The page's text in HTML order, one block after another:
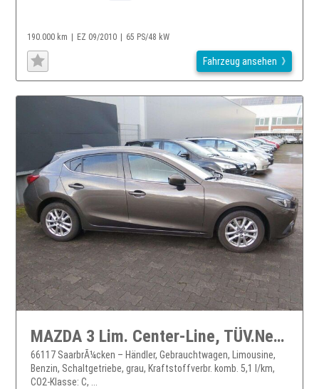
190.000 km EZ 09/2010 65 PS/48 kW
Fahrzeug ansehen
MAZDA 3 Lim. Center-Line, TÜV.Neu,Navi,Klimaauto.,TOP
66117 SaarbrÃ¼cken – Händler, Gebrauchtwagen, Limousine,
Benzin, Schaltgetriebe, grau, Kraftstoffverbr. komb. 5,1 l/km,
CO2-Klasse: C, ...